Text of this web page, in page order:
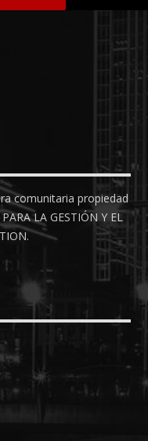
comunitaria propiedad
LA GESTIÓN Y EL